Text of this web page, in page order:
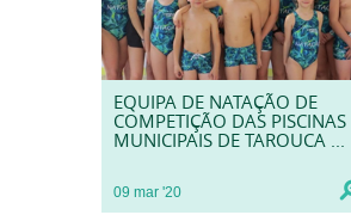
EQUIPA DE NATAÇÃO DE
COMPETIÇÃO DAS PISCINAS
MUNICIPAIS DE TAROUCA ...
09 mar '20